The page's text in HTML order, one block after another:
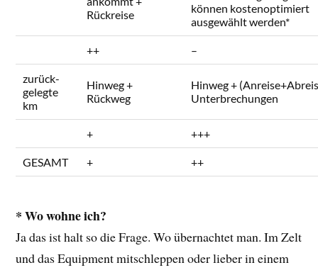
Rückreise
können kostenoptimiert
ausgewählt werden*
++ –
zurück-
gelegte
km
Hinweg +
Rückweg
Hinweg +
Unterbrechungen
+ +++
GESAMT + ++
* Wo wohne ich?
Ja das ist halt so die Frage. Wo übernachtet man. Im Zelt
und das Equipment mitschleppen oder lieber in einem